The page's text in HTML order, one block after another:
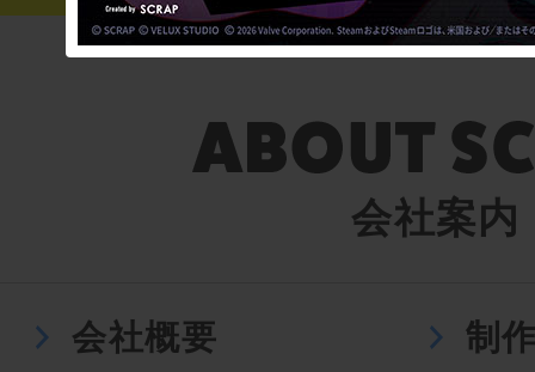
会社案内
会社概要 制